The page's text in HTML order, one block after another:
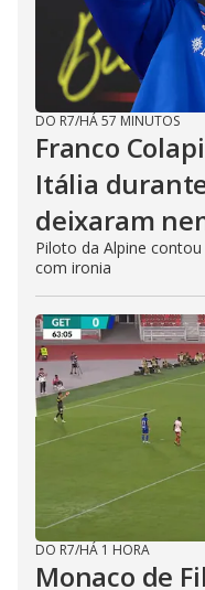
DO R7/HÁ 57 MINUTOS
Franco
Itália
deixaram
Piloto da Alpine
com ironia
DO R7/HÁ 1 HORA
Monaco de